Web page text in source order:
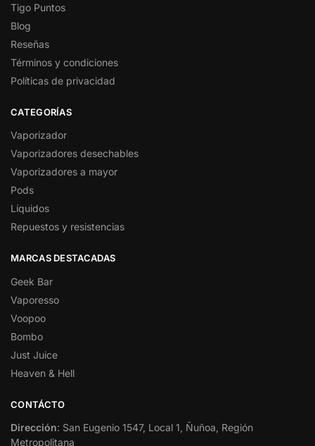
Tigo Puntos
Blog
Reseñas
Términos y condiciones
Políticas de privacidad
CATEGORÍAS
Vaporizador
Vaporizadores desechables
Vaporizadores a mayor
Pods
Líquidos
Repuestos y resistencias
MARCAS DESTACADAS
Geek Bar
Vaporesso
Voopoo
Bombo
Just Juice
Heaven & Hell
CONTÁCTO
Dirección: San Eugenio 1547, Local 1, Ñuñoa, Región
Metropolitana